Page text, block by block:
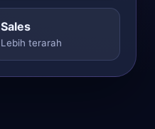
Sales
Lebih terarah